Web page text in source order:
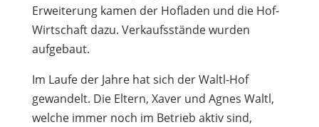
Erweiterung kamen der Hofladen und die Hof-
Wirtschaft dazu. Verkaufsstände wurden
aufgebaut.
Im Laufe der Jahre hat sich der Waltl-Hof
gewandelt. Die Eltern, Xaver und Agnes Waltl,
welche immer noch im Betrieb aktiv sind,